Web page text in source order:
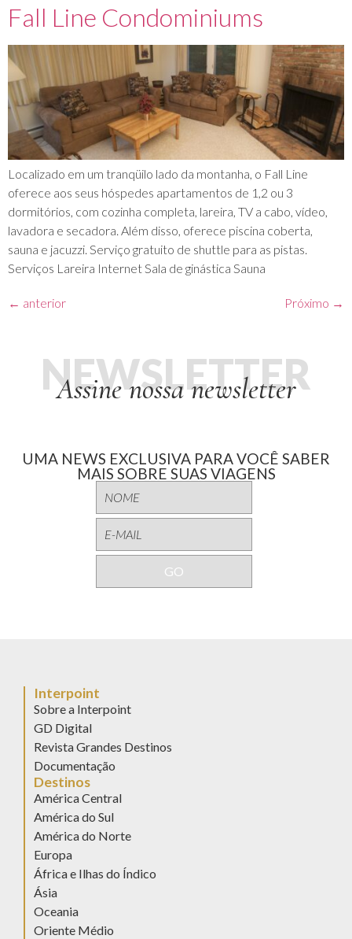
Fall Line Condominiums
Localizado em um tranqüilo lado da montanha, o Fall Line
oferece aos seus hóspedes apartamentos de 1,2 ou 3
dormitórios, com cozinha completa, lareira, TV a cabo, vídeo,
lavadora e secadora. Além disso, oferece piscina coberta,
sauna e jacuzzi. Serviço gratuito de shuttle para as pistas.
Serviços Lareira Internet Sala de ginástica Sauna
← anterior Próximo →
Assine nossa newsletter
NEWSLETTER
UMA NEWS EXCLUSIVA PARA VOCÊ SABER
MAIS SOBRE SUAS VIAGENS
Interpoint
Sobre a Interpoint
GD Digital
Revista Grandes Destinos
Documentação
Destinos
América Central
América do Sul
América do Norte
Europa
África e Ilhas do Índico
Ásia
Oceania
Oriente Médio